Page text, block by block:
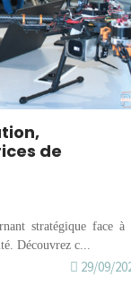
de
stratégique face à
Découvrez c...
29/09/